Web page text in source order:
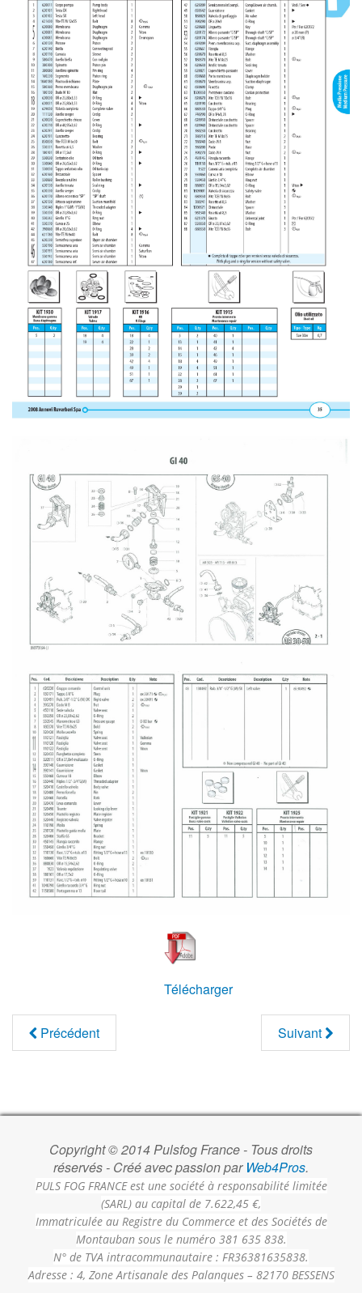
Télécharger
Précédent Suivant
Copyright © 2014 Pulsfog France - Tous droits
réservés - Créé avec passion par Web4Pros.
PULS FOG FRANCE est une société à responsabilité limitée
(SARL) au capital de 7.622,45 €,
Immatriculée au Registre du Commerce et des Sociétés de
Montauban sous le numéro 381 635 838.
N° de TVA intracommunautaire : FR36381635838.
Adresse : 4, Zone Artisanale des Palanques – 82170 BESSENS